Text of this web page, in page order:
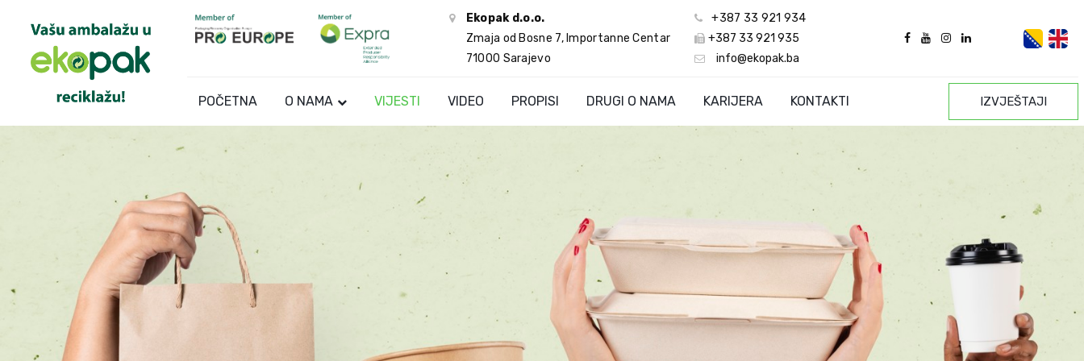
Ekopak d.o.o.
Zmaja od Bosne 7, Importanne Centar
71000 Sarajevo
+387 33 921 934
+387 33 921 935
info@ekopak.ba
POČETNA O NAMA VIJESTI VIDEO PROPISI DRUGI O NAMA KARIJERA KONTAKTI IZVJEŠTAJI